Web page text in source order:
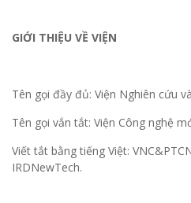
GIỚI THIỆU VỀ VIỆN
Tên gọi đầy đủ: Viện Nghiên cứu
Tên gọi vắn tắt: Viện Công nghệ
Viết tắt bằng tiếng Việt:
IRDNewTech.